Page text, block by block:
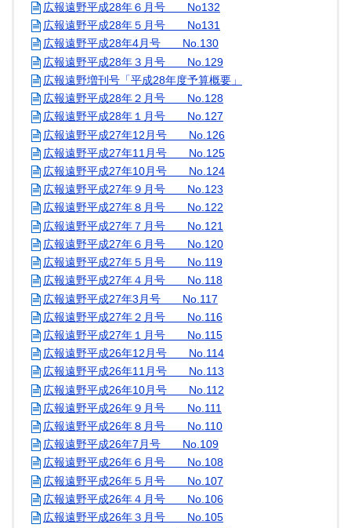
広報遠野平成28年６月号 No132
広報遠野平成28年５月号 No131
広報遠野平成28年4月号 No.130
広報遠野平成28年３月号 No.129
広報遠野増刊号「平成28年度予算概要」
広報遠野平成28年２月号 No.128
広報遠野平成28年１月号 No.127
広報遠野平成27年12月号 No.126
広報遠野平成27年11月号 No.125
広報遠野平成27年10月号 No.124
広報遠野平成27年９月号 No.123
広報遠野平成27年８月号 No.122
広報遠野平成27年７月号 No.121
広報遠野平成27年６月号 No.120
広報遠野平成27年５月号 No.119
広報遠野平成27年４月号 No.118
広報遠野平成27年3月号 No.117
広報遠野平成27年２月号 No.116
広報遠野平成27年１月号 No.115
広報遠野平成26年12月号 No.114
広報遠野平成26年11月号 No.113
広報遠野平成26年10月号 No.112
広報遠野平成26年９月号 No.111
広報遠野平成26年８月号 No.110
広報遠野平成26年7月号 No.109
広報遠野平成26年６月号 No.108
広報遠野平成26年５月号 No.107
広報遠野平成26年４月号 No.106
広報遠野平成26年３月号 No.105